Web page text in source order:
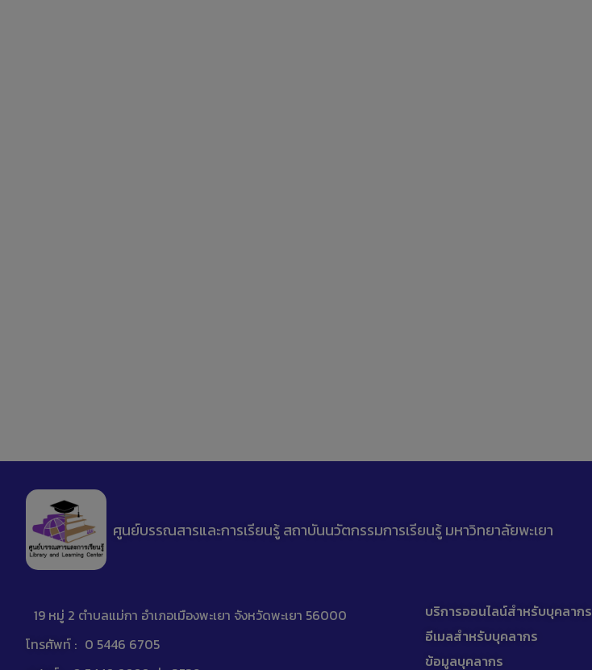
ศูนย์บรรณสารและการเรียนรู้ สถาบันนวัตกรรมการเรียนรู้ มหาวิทยาลัยพะเยา
19 หมู่ 2 ตำบลแม่กา อำเภอเมืองพะเยา จังหวัดพะเยา 56000
โทรศัพท์ : 0 5446 6705
บริการออนไลน์สำหรับบุคลากร
อีเมลสำหรับบุคลากร
ข้อมูลบุคลากร